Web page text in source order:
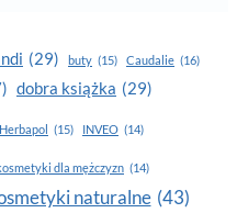
(29) buty (15) Caudalie (16)
dobra książka (29)
Herbapol (15) INVEO (14)
dla mężczyzn (14)
naturalne (43)